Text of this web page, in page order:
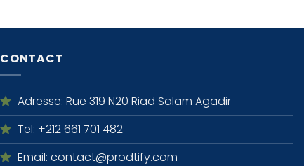
CONTACT
Adresse: Rue 319 N20 Riad Salam Agadir
Tel: +212 661 701 482
Email: contact@prodtify.com